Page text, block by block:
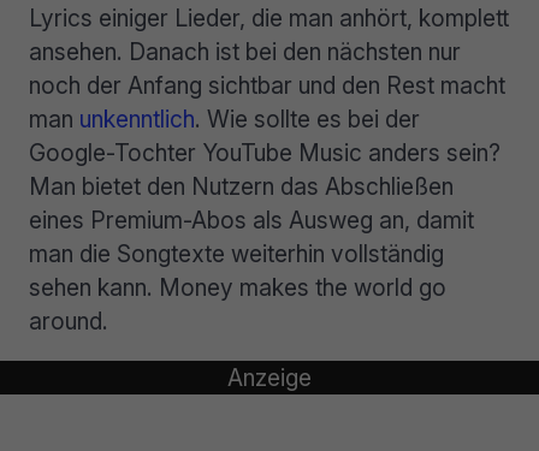
Lyrics einiger Lieder, die man anhört, komplett
ansehen. Danach ist bei den nächsten nur
noch der Anfang sichtbar und den Rest macht
man unkenntlich. Wie sollte es bei der
Google-Tochter YouTube Music anders sein?
Man bietet den Nutzern das Abschließen
eines Premium-Abos als Ausweg an, damit
man die Songtexte weiterhin vollständig
sehen kann. Money makes the world go
around.